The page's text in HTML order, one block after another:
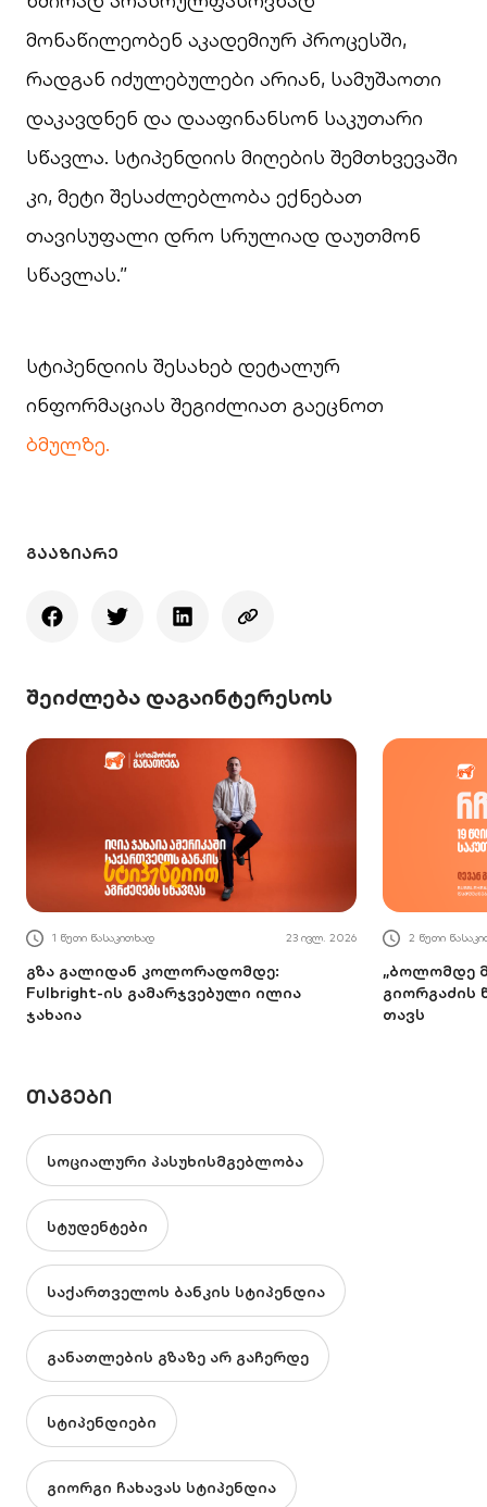
მონაწილეობენ აკადემიურ პროცესში,
რადგან იძულებულები არიან, სამუშაოთი
დაკავდნენ და დააფინანსონ საკუთარი
სწავლა. სტიპენდიის მიღების შემთხვევაში
კი, მეტი შესაძლებლობა ექნებათ
თავისუფალი დრო სრულიად დაუთმონ
სწავლას.”
სტიპენდიის შესახებ დეტალურ
ინფორმაციას შეგიძლიათ გაეცნოთ
ბმულზე.
ᲒᲐᲐᲖᲘᲐᲠᲔ
შეიძლება დაგაინტერესოს
1 წუთი წასაკითხად 23 ივლ. 2026
გზა გალიდან კოლორადომდე:
Fulbright-ის გამარჯვებული ილია
ჯახაია
2 წუთი
„ბოლომდე
გიორგაძის
თავს
ᲗᲐᲒᲔᲑᲘ
სოციალური პასუხისმგებლობა
სტუდენტები
საქართველოს ბანკის სტიპენდია
განათლების გზაზე არ გაჩერდე
სტიპენდიები
გიორგი ჩახავას სტიპენდია